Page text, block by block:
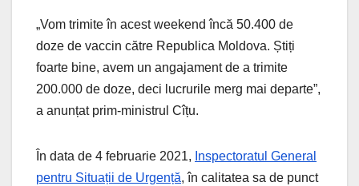
„Vom trimite în acest weekend încă 50.400 de
doze de vaccin către Republica Moldova. Știți
foarte bine, avem un angajament de a trimite
200.000 de doze, deci lucrurile merg mai departe”,
a anunțat prim-ministrul Cîțu.
În data de 4 februarie 2021, Inspectoratul General
pentru Situații de Urgență, în calitatea sa de punct